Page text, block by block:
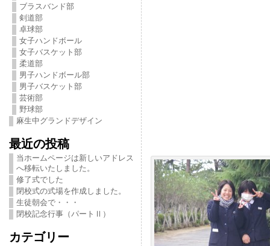
ブラスバンド部
剣道部
卓球部
女子ハンドボール
女子バスケット部
柔道部
男子ハンドボール部
男子バスケット部
芸術部
野球部
麻生中グランドデザイン
最近の投稿
当ホームページは新しいアドレス
へ移転いたしました。
修了式でした
閉校式の式場を作成しました。
生徒朝会で・・・
閉校記念行事（パートⅡ）
カテゴリー